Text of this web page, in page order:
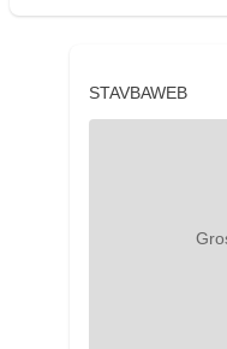
STAVBAWEB